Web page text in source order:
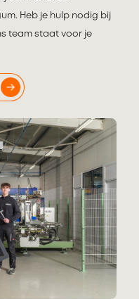
Heb je hulp nodig bij
team staat voor je